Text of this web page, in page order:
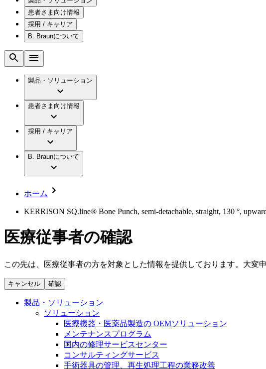
ソリューション
国内の修理サービスセンター
コンサルティングサービス
製品・診療領域
コンチネンスケア
輸液療法
脳神経外科
手術用鋼製器具と滅菌コンテナーシステム
パワーシステム
縫合糸 / 皮膚用接着剤
血管内塞栓術
ソリューション
患者さま向け情報
腰椎椎間板ヘルニアについて
水頭症について
慢性創傷の治癒
アクトリーン ハイライト カテ
アクトリーン ハイライト セット
疾患・症状
採用 / キャリア
ビー・ブラウンエースクラップ株式会社の採用情報
グローバル（B. Braunグループ）の採用情報
グローバル（B. Braunグループ）の会社概要
キャリア（B. Braunで働くということ）
グローバルの社員ストーリー
採用情報
B. Braunについて
ビジョンとバリュー
ブランド
エースクラップアカデミー
私たちの責任
サステナビリティ
お問合せフォーム
取材・撮影のお申込み
ニューススペース
会社
私たちの責任
製品・ソリューション
患者さま向け情報
採用 / キャリア
B. Braunについて
ホーム
KERRISON SQ.line® Bone Punch, semi-detachable, straight, 130 °,
医療従事者の確認
この先は、医療従事者の方を対象とした情報を提供しております。大
キャンセル 確認
製品・ソリューション
ソリューション
医療機器・医薬品製造の OEMソリューション
メンテナンスプログラム
国内の修理サービスセンター
コンサルティングサービス
手術器具の管理、再生処理工程の業務改善